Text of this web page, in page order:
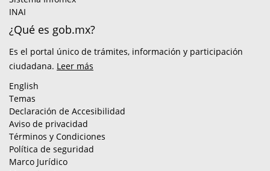
INAI
¿Qué es gob.mx?
Es el portal único de trámites, información y participación
ciudadana. Leer más
English
Temas
Declaración de Accesibilidad
Aviso de privacidad
Términos y Condiciones
Política de seguridad
Marco Jurídico